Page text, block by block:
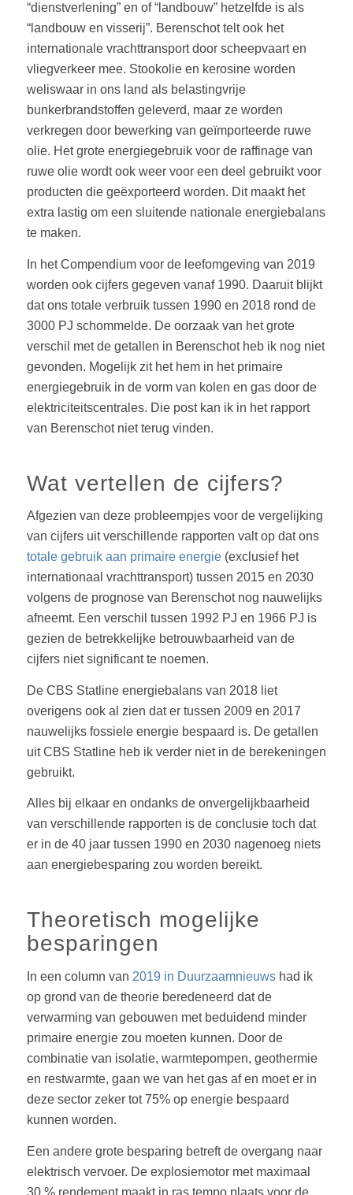
“dienstverlening” en of “landbouw” hetzelfde is als
“landbouw en visserij”. Berenschot telt ook het
internationale vrachttransport door scheepvaart en
vliegverkeer mee. Stookolie en kerosine worden
weliswaar in ons land als belastingvrije
bunkerbrandstoffen geleverd, maar ze worden
verkregen door bewerking van geïmporteerde ruwe
olie. Het grote energiegebruik voor de raffinage van
ruwe olie wordt ook weer voor een deel gebruikt voor
producten die geëxporteerd worden. Dit maakt het
extra lastig om een sluitende nationale energiebalans
te maken.
In het Compendium voor de leefomgeving van 2019
worden ook cijfers gegeven vanaf 1990. Daaruit blijkt
dat ons totale verbruik tussen 1990 en 2018 rond de
3000 PJ schommelde. De oorzaak van het grote
verschil met de getallen in Berenschot heb ik nog niet
gevonden. Mogelijk zit het hem in het primaire
energiegebruik in de vorm van kolen en gas door de
elektriciteitscentrales. Die post kan ik in het rapport
van Berenschot niet terug vinden.
Wat vertellen de cijfers?
Afgezien van deze probleempjes voor de vergelijking
van cijfers uit verschillende rapporten valt op dat ons
totale gebruik aan primaire energie(exclusief het
internationaal vrachttransport) tussen 2015 en 2030
volgens de prognose van Berenschot nog nauwelijks
afneemt. Een verschil tussen 1992 PJ en 1966 PJ is
gezien de betrekkelijke betrouwbaarheid van de
cijfers niet significant te noemen.
De CBS Statline energiebalans van 2018 liet
overigens ook al zien dat er tussen 2009 en 2017
nauwelijks fossiele energie bespaard is. De getallen
uit CBS Statline heb ik verder niet in de berekeningen
gebruikt.
Alles bij elkaar en ondanks de onvergelijkbaarheid
van verschillende rapporten is de conclusie toch dat
er in de 40 jaar tussen 1990 en 2030 nagenoeg niets
aan energiebesparing zou worden bereikt.
Theoretisch mogelijke
besparingen
In een column van 2019 in Duurzaamnieuwshad ik
op grond van de theorie beredeneerd dat de
verwarming van gebouwen met beduidend minder
primaire energie zou moeten kunnen. Door de
combinatie van isolatie, warmtepompen, geothermie
en restwarmte, gaan we van het gas af en moet er in
deze sector zeker tot 75% op energie bespaard
kunnen worden.
Een andere grote besparing betreft de overgang naar
elektrisch vervoer. De explosiemotor met maximaal
30 % rendement maakt in ras tempo plaats voor de